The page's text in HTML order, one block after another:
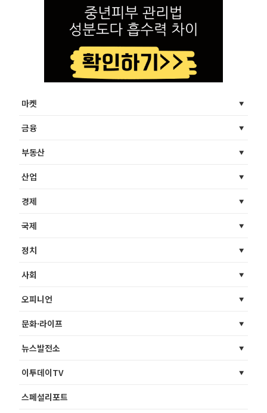
마켓
금융
부동산
산업
경제
국제
정치
사회
오피니언
문화·라이프
뉴스발전소
이투데이TV
스페셜리포트